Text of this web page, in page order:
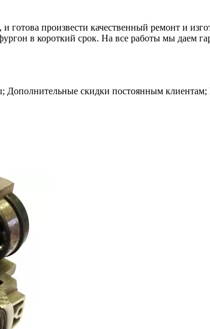
готова произвести качественный ремонт и
в короткий срок. На все работы мы даем
Дополнительные скидки постоянным клиентам;